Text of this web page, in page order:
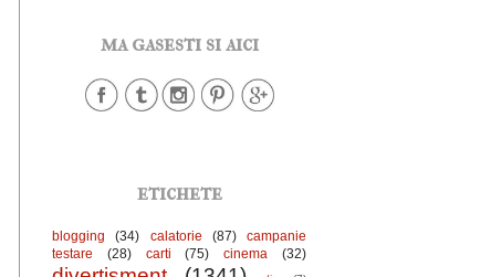
ma gasesti si aici
etichete
blogging (34) calatorie (87)
campanie
testare
(28) carti (75) cinema (32)